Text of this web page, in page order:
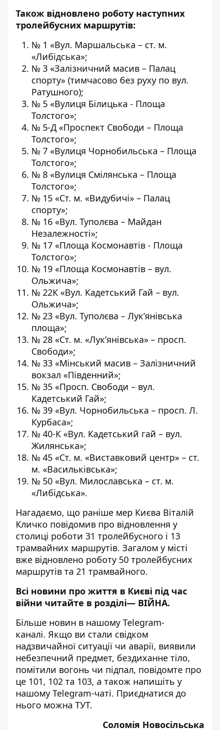
Також відновлено роботу наступних
тролейбусних маршрутів:
№ 1 «Вул. Маршальська – ст. м.
«Либідська»;
№ 3 «Залізничний масив – Палац
спорту» (тимчасово без руху по вул.
Ратушного);
№ 5 «Вулиця Білицька - Площа
Толстого»;
№ 5-Д «Проспект Свободи – Площа
Толстого»;
№ 7 «Вулиця Чорнобильська – Площа
Толстого»;
№ 8 «Вулиця Смілянська – Площа
Толстого»;
№ 15 «Ст. м. «Видубичі» – Палац
спорту»;
№ 16 «Вул. Туполєва – Майдан
Незалежності»;
№ 17 «Площа Космонавтів - Площа
Толстого»;
№ 19 «Площа Космонавтів – вул.
Ольжича»;
№ 22К «Вул. Кадетський Гай – вул.
Ольжича»;
№ 23 «Вул. Туполєва – Лук’янівська
площа»;
№ 28 «Ст. м. «Лук’янівська» – просп.
Свободи»;
№ 33 «Мінський масив – Залізничний
вокзал «Південний»;
№ 35 «Просп. Свободи – вул.
Кадетський Гай»;
№ 39 «Вул. Чорнобильська – просп. Л.
Курбаса»;
№ 40-К «Вул. Кадетський гай – вул.
Жилянська»;
№ 45 «Ст. м. «Виставковий центр» – ст.
м. «Васильківська»;
№ 50 «Вул. Милославська – ст. м.
«Либідська».
Нагадаємо, що раніше мер Києва Віталій
Кличко повідомив про відновлення у
столиці роботи 31 тролейбусного і 13
трамвайних маршрутів. Загалом у місті
вже відновлено роботу 50 тролейбусних
маршрутів та 21 трамвайного.
Всі новини про життя в Києві під час
війни читайте в розділі— ВІЙНА.
Більше новин в нашому Telegram-
каналі. Якщо ви стали свідком
надзвичайної ситуації чи аварії, виявили
небезпечний предмет, бездиханне тіло,
помітили вогонь чи підпал, повідомте про
це 101, 102 та 103, а також напишіть у
нашому Telegram-чаті. Приєднатися до
нього можна ТУТ.
Соломія Новосільська